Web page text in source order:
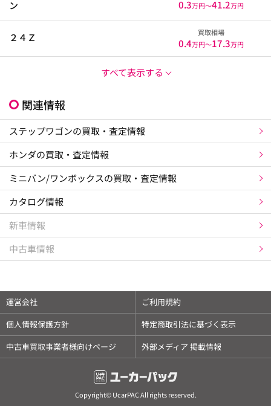
ン
0.3万円〜41.2万円
２４Ｚ 買取相場
0.4万円〜17.3万円
すべて表示する
関連情報
ステップワゴンの買取・査定情報
ホンダの買取・査定情報
ミニバン/ワンボックスの買取・査定情報
カタログ情報
新車情報
中古車情報
運営会社
ご利用規約
個人情報保護方針
特定商取引法に基づく表示
中古車買取事業者様向けページ
外部メディア 掲載情報
Copyright© UcarPAC All rights reserved.
×
最新の相場情報はアプリで確認できます
愛車情報を登録して管理できます
✓ 相場情報は毎日更新されます
✓ 電話番号などの個人情報登録は不要です
アプリで開く